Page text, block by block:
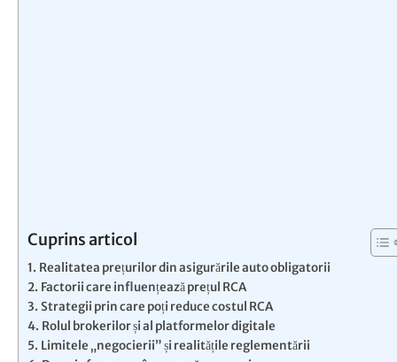
Cuprins articol
Realitatea prețurilor din asigurările auto obligatorii
Factorii care influențează prețul RCA
Strategii prin care poți reduce costul RCA
Rolul brokerilor și al platformelor digitale
Limitele „negocierii” și realitățile reglementării